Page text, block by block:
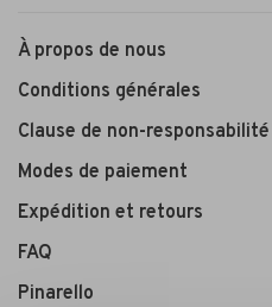
À propos de nous
Conditions générales
Clause de non-responsabilité
Modes de paiement
Expédition et retours
FAQ
Pinarello